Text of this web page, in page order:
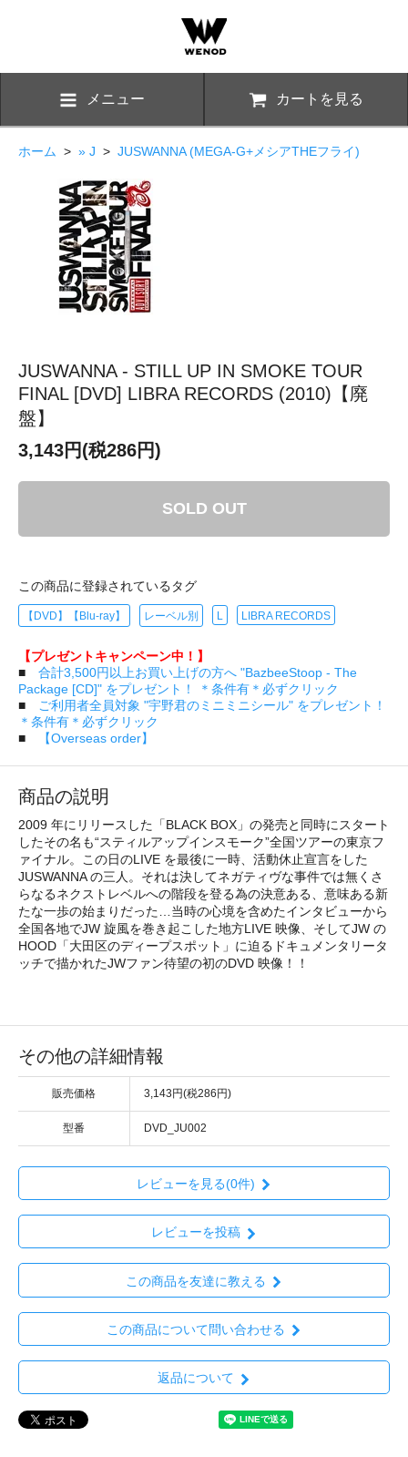
メニュー カートを見る
ホーム > » J > JUSWANNA (MEGA-G+メシアTHEフライ)
JUSWANNA - STILL UP IN SMOKE TOUR
FINAL [DVD] LIBRA RECORDS (2010)【廃
盤】
3,143円(税286円)
SOLD OUT
この商品に登録されているタグ
【DVD】【Blu-ray】 レーベル別 L LIBRA RECORDS
【プレゼントキャンペーン中！】
■ 合計3,500円以上お買い上げの方へ "BazbeeStoop - The
Package [CD]" をプレゼント！ ＊条件有＊必ずクリック
■
ご利用者全員対象 "宇野君のミニミニシール" をプレゼント！
＊条件有＊必ずクリック
■
【Overseas order】
商品の説明
2009 年にリリースした「BLACK BOX」の発売と同時にスタート
したその名も“スティルアップインスモーク”全国ツアーの東京フ
ァイナル。この日のLIVE を最後に一時、活動休止宣言をした
JUSWANNA の三人。それは決してネガティヴな事件では無くさ
らなるネクストレベルへの階段を登る為の決意ある、意味ある新
たな一歩の始まりだった…当時の心境を含めたインタビューから
全国各地でJW 旋風を巻き起こした地方LIVE 映像、そしてJW の
HOOD「大田区のディープスポット」に迫るドキュメンタリータ
ッチで描かれたJWファン待望の初のDVD 映像！！
その他の詳細情報
販売価格 3,143円(税286円)
型番 DVD_JU002
レビューを見る(0件)
レビューを投稿
この商品を友達に教える
この商品について問い合わせる
返品について